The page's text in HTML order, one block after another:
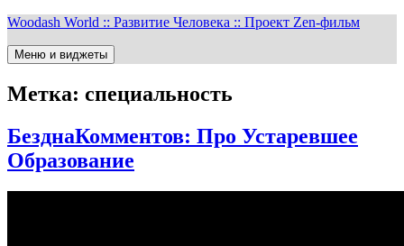
Перейти
содержимому
Woodash World :: Развитие Человека :: Проект Zen-фильм
Меню и виджеты
Метка: специальность
БезднаКомментов: Про Устаревшее
Образование